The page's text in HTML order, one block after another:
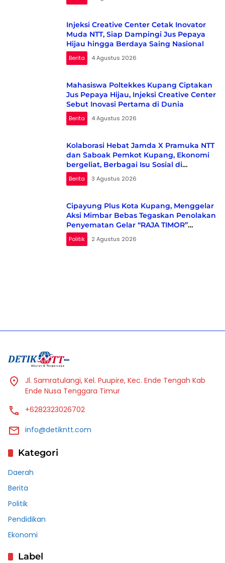
Injeksi Creative Center Cetak Inovator
Muda NTT, Siap Dampingi Jus Pepaya
Hijau hingga Berdaya Saing Nasional
Berita 4 Agustus 2026
Mahasiswa Poltekkes Kupang Ciptakan
Jus Pepaya Hijau, Injeksi Creative Center
Sebut Inovasi Pertama di Dunia
Berita 4 Agustus 2026
Kolaborasi Hebat Jamda X Pramuka NTT
dan Saboak Pemkot Kupang, Ekonomi
bergeliat, Berbagai Isu Sosial di
Kampanyekan
Berita 3 Agustus 2026
Cipayung Plus Kota Kupang, Menggelar
Aksi Mimbar Bebas Tegaskan Penolakan
Penyematan Gelar “RAJA TIMOR”
Kepada Presiden RI KE-7 H. Ir. JOKO
WIDODO
Politik 2 Agustus 2026
Jl. Samratulangi, Kel. Puupire, Kec. Ende Tengah Kab
Ende Nusa Tenggara Timur
+6282323026702
info@detikntt.com
Kategori
Daerah
Berita
Politik
Pendidikan
Ekonomi
Label